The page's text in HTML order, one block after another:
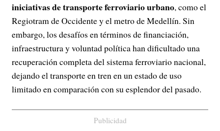
iniciativas de transporte ferroviario urbano, como el
Regiotram de Occidente y el metro de Medellín. Sin
embargo, los desafíos en términos de financiación,
infraestructura y voluntad política han dificultado una
recuperación completa del sistema ferroviario nacional,
dejando el transporte en tren en un estado de uso
limitado en comparación con su esplendor del pasado.
Publicidad